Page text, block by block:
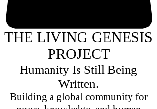
THE LIVING GENESIS
PROJECT
Humanity Is Still Being
Written.
Building a global community for